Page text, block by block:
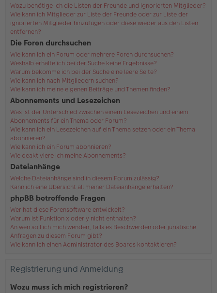
Wozu benötige ich die Listen der Freunde und ignorierten Mitglieder?
Wie kann ich Mitglieder zur Liste der Freunde oder zur Liste der
ignorierten Mitglieder hinzufügen oder diese wieder aus den Listen
entfernen?
Die Foren durchsuchen
Wie kann ich ein Forum oder mehrere Foren durchsuchen?
Weshalb erhalte ich bei der Suche keine Ergebnisse?
Warum bekomme ich bei der Suche eine leere Seite?
Wie kann ich nach Mitgliedern suchen?
Wie kann ich meine eigenen Beiträge und Themen finden?
Abonnements und Lesezeichen
Was ist der Unterschied zwischen einem Lesezeichen und einem
Abonnements für ein Thema oder Forum?
Wie kann ich ein Lesezeichen auf ein Thema setzen oder ein Thema
abonnieren?
Wie kann ich ein Forum abonnieren?
Wie deaktiviere ich meine Abonnements?
Dateianhänge
Welche Dateianhänge sind in diesem Forum zulässig?
Kann ich eine Übersicht all meiner Dateianhänge erhalten?
phpBB betreffende Fragen
Wer hat diese Forensoftware entwickelt?
Warum ist Funktion x oder y nicht enthalten?
An wen soll ich mich wenden, falls es Beschwerden oder juristische
Anfragen zu diesem Forum gibt?
Wie kann ich einen Administrator des Boards kontaktieren?
Registrierung und Anmeldung
Wozu muss ich mich registrieren?